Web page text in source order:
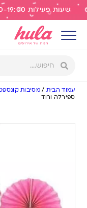
שעות פעילות 9:30-19:00 בחנות | משלוח חינם מעל 299 ש"ח
עמוד הבית /מסיבות
ספירלה ורוד